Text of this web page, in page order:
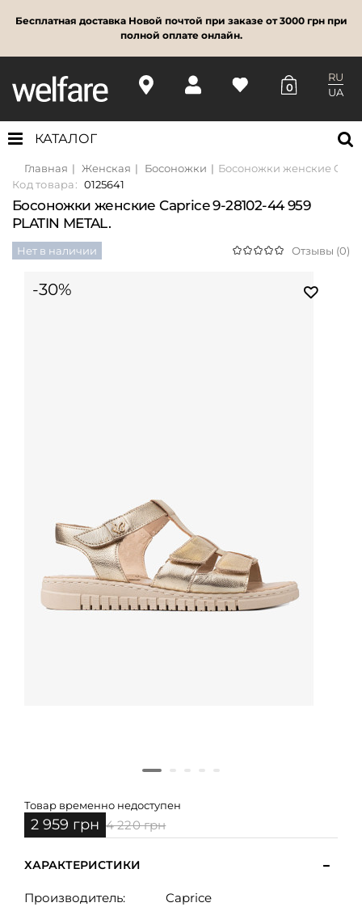
Бесплатная доставка Новой почтой при заказе от 3000 грн при
полной оплате онлайн.
0
RU
UA
КАТАЛОГ
Главная Женская Босоножки
Босоножки женские
Код товара: 0125641
Босоножки женские Caprice 9-28102-44 959
PLATIN METAL.
Нет в наличии Отзывы (0)
-30%
Товар временно недоступен
2 959 грн 4 220 грн
ХАРАКТЕРИСТИКИ
Производитель:
Caprice